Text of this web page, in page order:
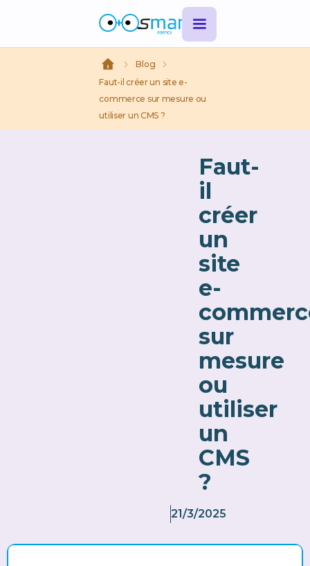
Blog
Faut-il créer un site e-
commerce sur mesure ou
utiliser un CMS ?
Faut-
il
créer
un
site
e-
sur
mesure
ou
utiliser
un
CMS
?
21/3/2025